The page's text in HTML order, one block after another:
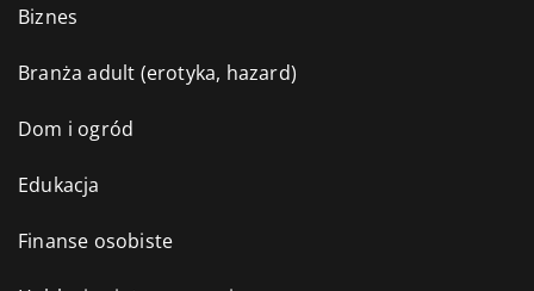
Biznes
Branża adult (erotyka, hazard)
Dom i ogród
Edukacja
Finanse osobiste